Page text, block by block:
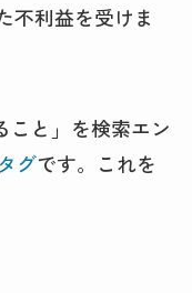
不利益を受けま
こと」を検索エン
グです。これを